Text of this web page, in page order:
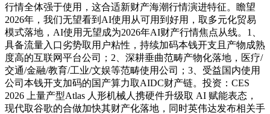
行情全体强于使用，这合适新财产海潮行情演进特征。瞻望
2026年，我们无望看到AI使用从可用到好用，取多元化贸易
模式落地，AI使用无望成为2026年AI财产行情焦点从线。1、
具备流量入口劣势取用户粘性，持续加码本钱开支且产物成熟
度高的互联网平台公司；2、深耕垂曲范畴产物化落地，医疗/
交通/金融/教育/工业/文娱等范畴使用公司；3、受益国内使用
公司本钱开支加码的国产算力取AIDC财产链。投资：CES
2026 上量产型Atlas 人形机械人携硬件升级取 AI 赋能表态，
现代取谷歌的合做加快其财产化落地，同时英伟达发布相关手